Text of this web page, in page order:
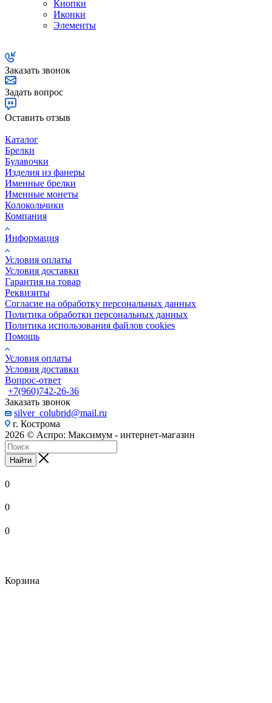
Кнопки
Иконки
Элементы
Заказать звонок
Задать вопрос
Оставить отзыв
Каталог
Брелки
Булавочки
Изделия из фанеры
Именные брелки
Именные монеты
Колокольчики
Компания
Информация
Условия оплаты
Условия доставки
Гарантия на товар
Реквизиты
Согласие на обработку персональных данных
Политика обработки персональных данных
Политика использования файлов cookies
Помощь
Условия оплаты
Условия доставки
Вопрос-ответ
+7(960)742-26-36
Заказать звонок
silver_colubrid@mail.ru
г. Кострома
2026 © Аспро: Максимум - интернет-магазин
Найти
0
0
0
Корзина